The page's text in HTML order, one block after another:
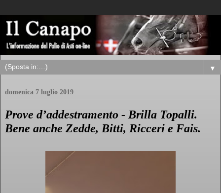
▼
domenica 7 luglio 2019
Prove d’addestramento - Brilla Topalli.
Bene anche Zedde, Bitti, Ricceri e Fais.